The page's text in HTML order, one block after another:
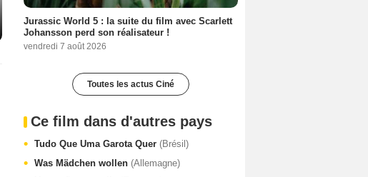
Jurassic World 5 : la suite du film avec Scarlett
Johansson perd son réalisateur !
vendredi 7 août 2026
Toutes les actus Ciné
Ce film dans d'autres pays
Tudo Que Uma Garota Quer (Brésil)
Was Mädchen wollen (Allemagne)